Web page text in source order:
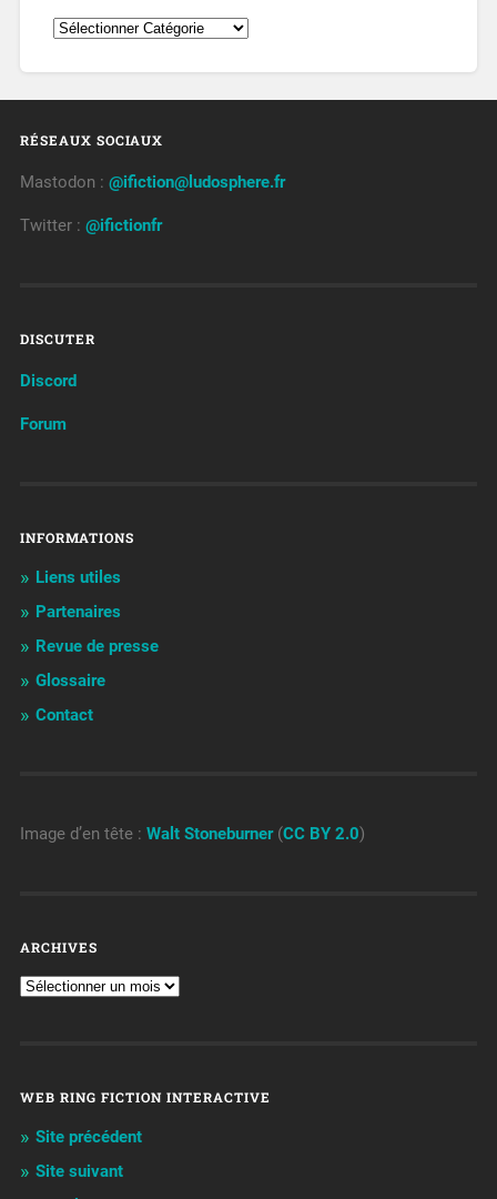
RÉSEAUX SOCIAUX
Mastodon : @ifiction@ludosphere.fr
Twitter : @ifictionfr
DISCUTER
Discord
Forum
INFORMATIONS
Liens utiles
Partenaires
Revue de presse
Glossaire
Contact
Image d’en tête : Walt Stoneburner(CC BY 2.0)
ARCHIVES
WEB RING FICTION INTERACTIVE
Site précédent
Site suivant